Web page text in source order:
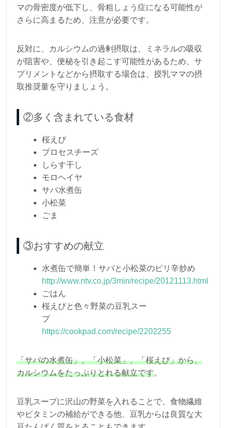
マの骨密度が低下し、骨粗しょう症になる可能性が
さらに高まるため、注意が必要です。
反対に、カルシウムの過剰摂取は、ミネラルの吸収
が阻害や、便秘を引き起こす可能性があるため、サ
プリメントなどから摂取する場合は、授乳ママの摂
取推奨量を守りましょう。
②多く含まれている食材
桜えび
プロセスチーズ
しらす干し
モロヘイヤ
サバ水煮缶
小松菜
ごま
③おすすめの献立
水煮缶で簡単！サバと小松菜のピリ辛炒め
http://www.ntv.co.jp/3min/recipe/20121113.html
ごはん
桜えびと色々野菜の豆乳スー
プ
https://cookpad.com/recipe/2202255
「サバの水煮缶」、「小松菜」、「桜えび」から、
カルシウムをたっぷりとれる献立です。
豆乳スープに沢山の野菜を入れることで、食物繊維
やビタミンの補給ができる他、豆乳からは良質な大